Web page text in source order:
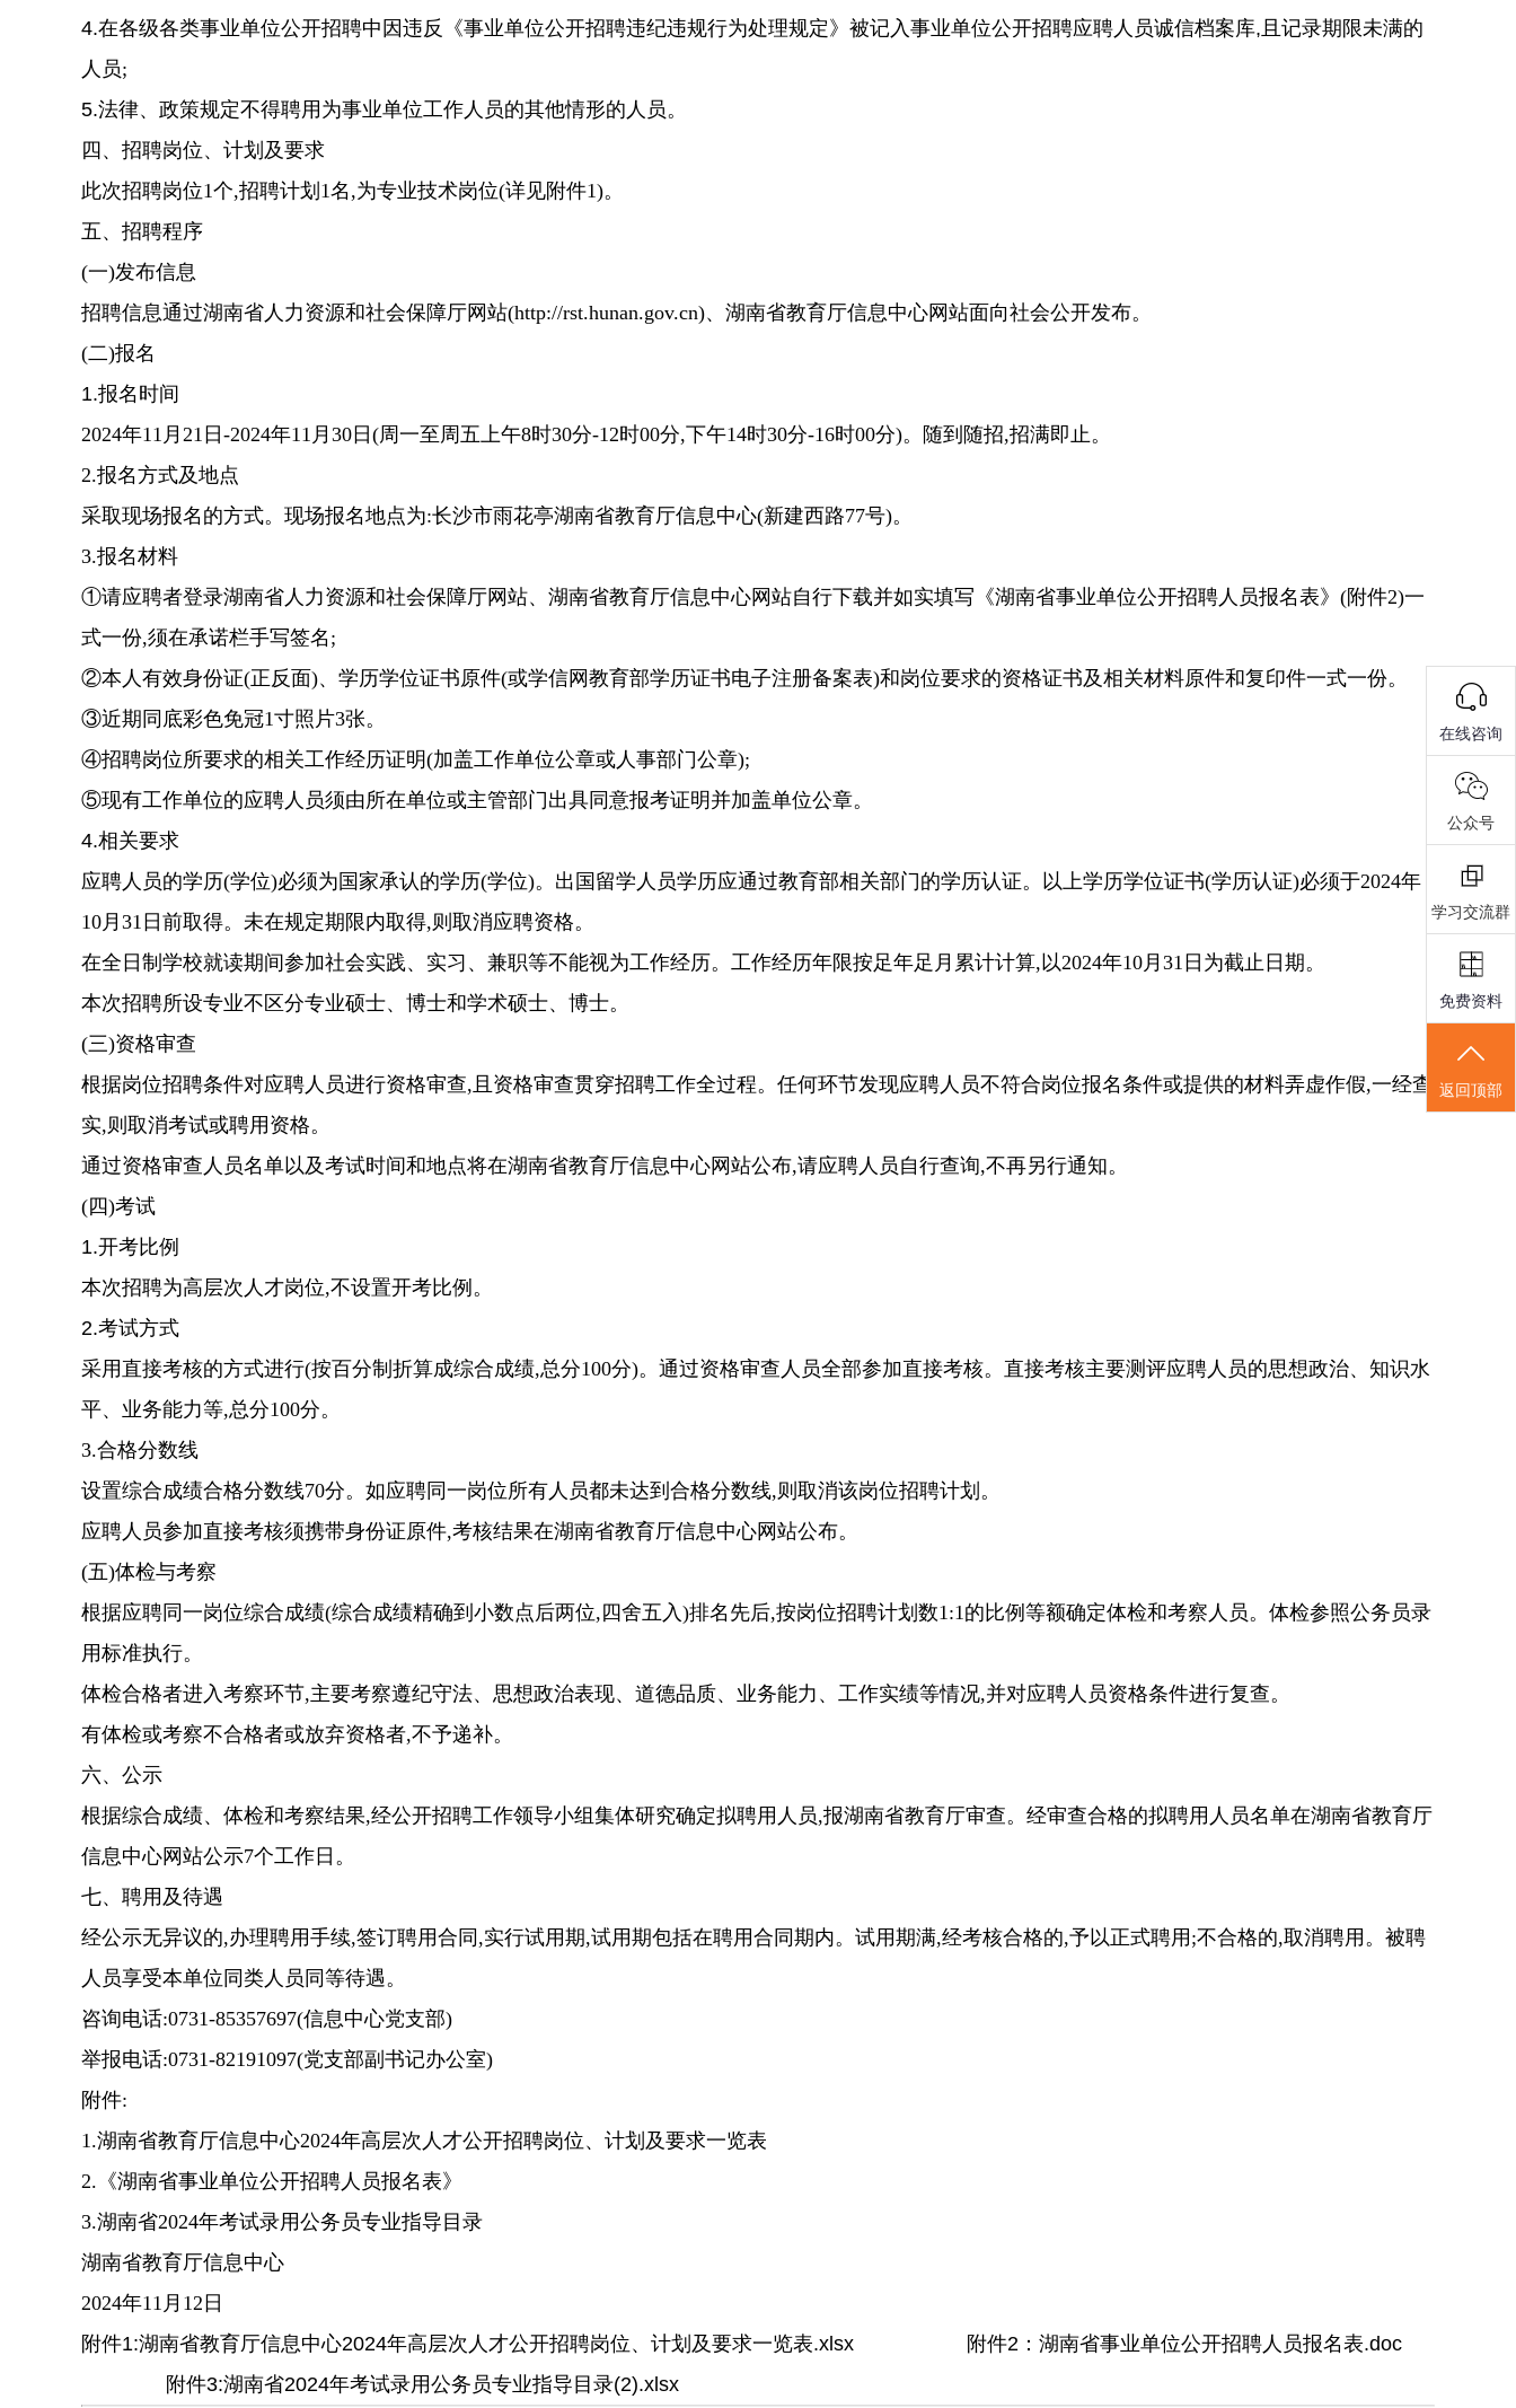
4.在各级各类事业单位公开招聘中因违反《事业单位公开招聘违纪违规行为处理规定》被记入事业单位公开招聘应聘人员诚信档案库,且记录期限未满的
人员;
5.法律、 政策规定不得聘用为事业单位工作人员的其他情形的人员。
四、招聘岗位、计划及要求
此次招聘岗位1个,招聘计划 1名,为专业技术岗位(详见附件1)。
五、招聘程序
(一)发布信息
招聘信息通过湖南省人力资源和社会保障厅网站(http://rst.hunan.gov.cn)、湖南省教育厅信息中心网站面向社会公开发布。
(二)报名
1.报名时间
2024年11月21日-2024年11月30日(周一至周五上午8时30分-12时00分,下午14时30分-16时00分)。随到随招,招满即止。
2.报名方式及地点
采取现场报名的方式。现场报名地点为:长沙市雨花亭湖南省教育厅信息中心(新建西路77号)。
3.报名材料
①请应聘者登录湖南省人力资源和社会保障厅网站、 湖南省教育厅信息中心网站自行下载并如实填写《湖南省事业单位公开招聘人员报名表》 (附件2)一
式一份,须在承诺栏手写签名;
②本人有效身份证(正反面)、学历学位证书原件(或学信网教育部学历证书电子注册备案表)和岗位要求的资格证书及相关材料原件和复印件一式一份。
③近期同底彩色免冠1寸照片3张。
④招聘岗位所要求的相关工作经历证明(加盖工作单位公章或人事部门公章);
⑤现有工作单位的应聘人员须由所在单位或主管部门出具同意报考证明并加盖单位公章。
4.相关要求
应聘人员的学历(学位)必须为国家承认的学历(学位)。出国留学人员学历应通过教育部相关部门的学历认证。以上学历学位证书(学历认证)必须于2024年
10月31日 前取得。未在规定期限内取得,则取消应聘资格。
在全日制学校就读期间参加社会实践、实习、兼职等不能视为工作经历。工作经历年限按足年足月累计计算,以2024年10月31日 为截止日期。
本次招聘所设专业不区分专业硕士、博士和学术硕士、博士。
(三)资格审查
根据岗位招聘条件对应聘人员进行资格审查,且资格审查贯穿招聘工作全过程。任何环节发现应聘人员不符合岗位报名条件或提供的材料弄虚作假,一经查
实,则取消考试或聘用资格。
通过资格审查人员名单以及考试时间和地点将在湖南省教育厅信息中心网站公布,请应聘人员自行查询,不再另行通知。
(四)考试
1.开考比例
本次招聘为高层次 人才岗位,不设置开考比例。
2.考试方式
采用直接考核的方式进行(按百分制折算成综合成绩,总分100分)。 通过资格审查人员全部参加直接考核。直接考核主要测评应聘人员的思想政治、知识水
平、业务能力等,总分100分。
3.合格分数线
设置综合成绩合格分数线70分。如应聘同一岗位所有人员都未达到合格分数线,则取消该岗位招聘计划。
应聘人员参加直接考核须携带身份证原件,考核结果在湖南省教育厅信息中心网站公布。
(五)体检与考察
根据应聘同一岗位综合成绩(综合成绩精确到小数点后两位,四舍五入)排名先后,按岗位招聘计划数1:1的比例等额确定体检和考察人员。体检参照公务员录
用标准执行。
体检合格者进入考察环节,主要考察遵纪守法、思想政治表现、道德品质、业务能力、工作实绩等情况,并对应聘人员资格条件进行复查。
有体检或考察不合格者或放弃资格者,不予递补。
六、公示
根据综合成绩、体检和考察结果,经公开招聘工作领导小组集体研究确定拟聘用人员,报湖南省教育厅审查。经审查合格的拟聘用人员名单在湖南省教育厅
信息中心网站公示7个工作日 。
七、聘用及待遇
经公示无异议的,办理聘用手续,签订聘用合同,实行试用期,试用期包括在聘用合同期内。试用期满,经考核合格的,予以正式聘用;不合格的,取消聘用。被聘
人员享受本单位同类人员同等待遇。
咨询电话:0731-85357697(信息中心党支部)
举报电话:0731-82191097(党支部副书记办公室)
附件:
1.湖南省教育厅信息中心2024年高层次人才公开招聘岗位、计划及要求一览表
2.《湖南省事业单位公开招聘人员报名表》
3.湖南省2024年考试录用公务员专业指导目录
湖南省教育厅信息中心
2024年11月12日
附件1:湖南省教育厅信息中心2024年高层次人才公开招聘岗位、计划及要求一览表.xlsx 附件2：湖南省事业单位公开招聘人员报名表.doc
附件3:湖南省2024年考试录用公务员专业指导目录(2).xlsx
在线咨询
公众号
学习交流群
免费资料
返回顶部